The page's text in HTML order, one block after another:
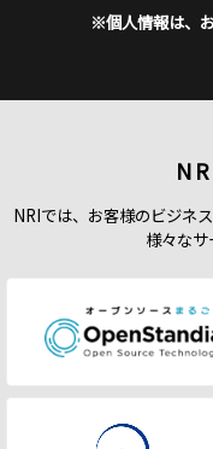
※個人情報は、
NRIでは、お客様のビジネ
様々なサ